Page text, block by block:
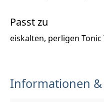
Passt zu
eiskalten, perligen Tonic
Informationen &